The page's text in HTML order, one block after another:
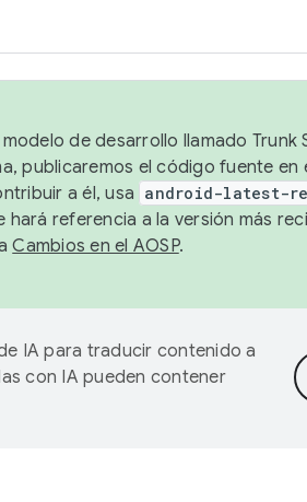
de desarrollo llamado Trunk
publicaremos el código fuente en
a él, usa android-latest-
hará referencia a la versión más
Cambios en el AOSP.
IA para traducir contenido a
con IA pueden contener